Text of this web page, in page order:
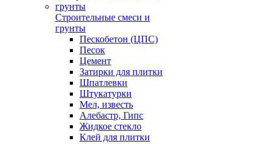
Строительные смеси и
грунты
Пескобетон (ЦПС)
Песок
Цемент
Затирки для плитки
Шпатлевки
Штукатурки
Мел, известь
Алебастр, Гипс
Жидкое стекло
Клей для плитки